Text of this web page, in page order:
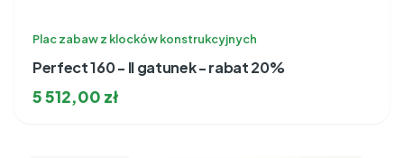
Plac zabaw z klocków konstrukcyjnych
Perfect 160 - II gatunek - rabat 20%
5 512,00 zł